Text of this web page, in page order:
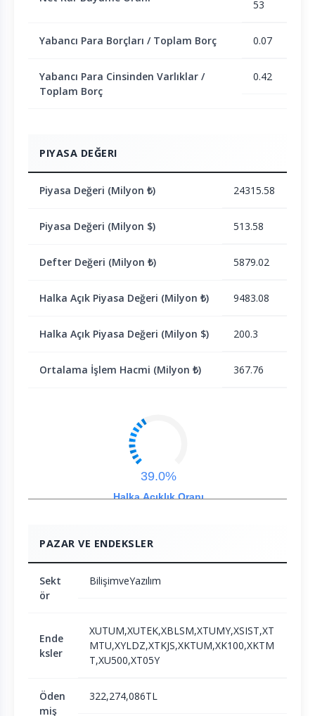
53
Yabancı Para Borçları / Toplam Borç 0.07
Yabancı Para Cinsinden Varlıklar /
Toplam Borç
0.42
PIYASA DEĞERI
Piyasa Değeri (Milyon ₺) 24315.58
Piyasa Değeri (Milyon $) 513.58
Defter Değeri (Milyon ₺) 5879.02
Halka Açık Piyasa Değeri (Milyon ₺) 9483.08
Halka Açık Piyasa Değeri (Milyon $) 200.3
Ortalama İşlem Hacmi (Milyon ₺) 367.76
Halka Açıklık Oranı
39.0%
PAZAR VE ENDEKSLER
Sekt
ör
BilişimveYazılım
Ende
ksler
XUTUM,XUTEK,XBLSM,XTUMY,XSIST,XT
MTU,XYLDZ,XTKJS,XKTUM,XK100,XKTM
T,XU500,XT05Y
Öden
miş
322,274,086TL